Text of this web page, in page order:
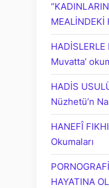
MEALİNDEKİ
Muvatta’
HADİS
Nüzhetü’n
HANEFÎ
Okumaları
HAYATINA